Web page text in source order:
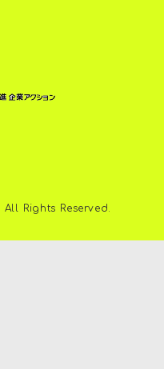
Rights Reserved.